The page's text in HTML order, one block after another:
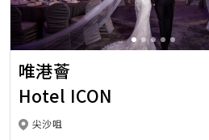
唯港薈
Hotel ICON
尖沙咀